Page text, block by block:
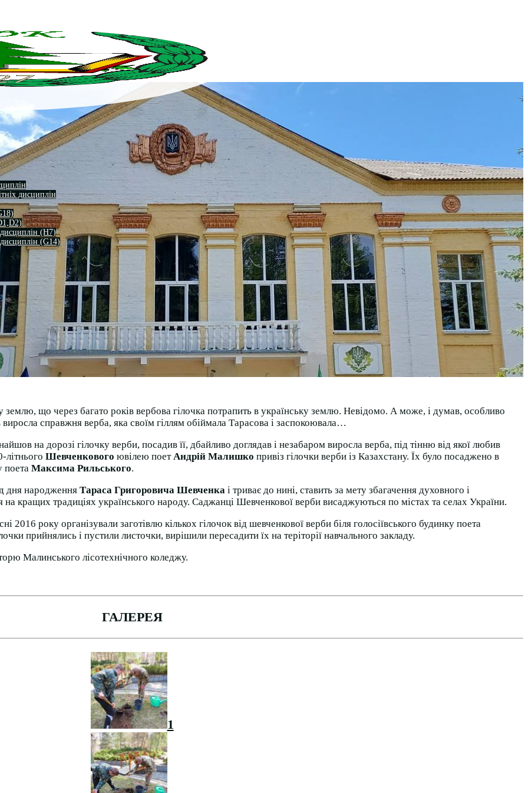
дисциплін
(H7)
(G14)
що через багато років вербова гілочка потрапить в українську землю. Невідомо. А може, і думав, особливо
виросла справжня верба, яка своїм гіллям обіймала Тарасова і заспокоювала…
на дорозі гілочку верби, посадив її, дбайливо доглядав і незабаром виросла верба, під тінню від якої любив
літнього Шевченкового ювілею поетАндрій Малишко привіз гілочки верби із Казахстану. Їх було посаджено в
поета Максима Рильського.
дня народження Тараса Григоровича Шевченка і триває до нині, ставить за мету збагачення духовного і
кращих традиціях українського народу. Саджанці Шевченкової верби висаджуються по містах та селах України.
2016 року організували заготівлю кількох гілочок від шевченкової верби біля голосіївського будинку поета
прийнялись і пустили листочки, вирішили пересадити їх на теріторії навчального закладу.
Малинського лісотехнічного коледжу.
ГАЛЕРЕЯ
1